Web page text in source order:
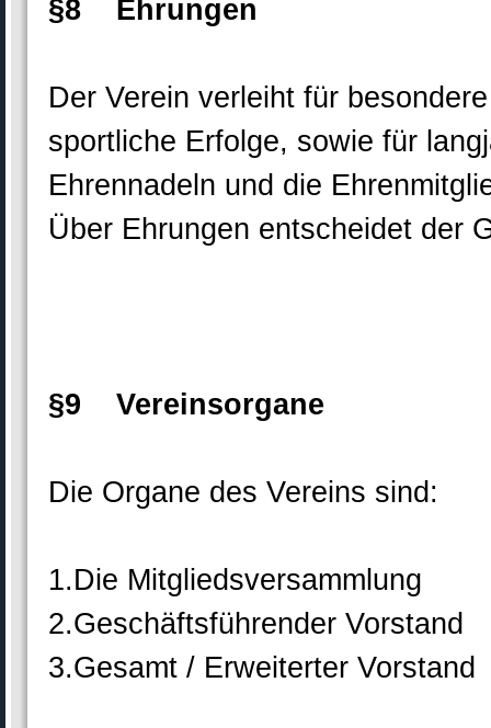
§8 Ehrungen
Der Verein verleiht für
sportliche Erfolge, sowie für
Ehrennadeln und die
Über Ehrungen entscheidet der
§9 Vereinsorgane
Die Organe des Vereins sind:
1.Die Mitgliedsversammlung
2.Geschäftsführender Vorstand
3.Gesamt / Erweiterter Vorstand